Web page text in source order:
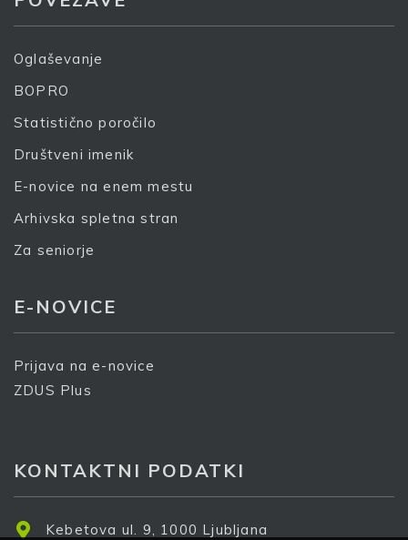
Oglaševanje
BOPRO
Statistično poročilo
Društveni imenik
E-novice na enem mestu
Arhivska spletna stran
Za seniorje
E-NOVICE
Prijava na e-novice
ZDUS Plus
KONTAKTNI PODATKI
Kebetova ul. 9, 1000 Ljubljana